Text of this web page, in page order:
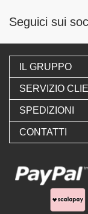
Seguici sui
IL GRUPPO
SERVIZIO
SPEDIZIONI
CONTATTI